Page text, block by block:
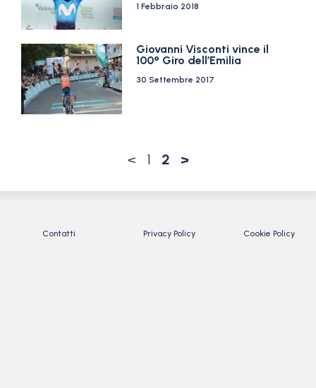
1 Febbraio 2018
Giovanni Visconti vince il
100° Giro dell’Emilia
30 Settembre 2017
< 1 2 >
Contatti Privacy Policy Cookie Policy